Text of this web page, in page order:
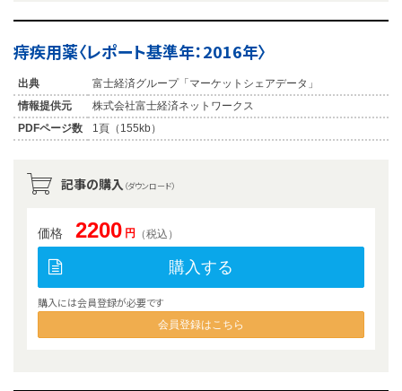
痔疾用薬〈レポート基準年：2016年〉
出典
富士経済グループ「マーケットシェアデータ」
情報提供元
株式会社富士経済ネットワークス
PDFページ数
1頁（155kb）
記事の購入 （ダウンロード）
価格 2200 円 （税込）
購入する
購入には会員登録が必要です
会員登録はこちら